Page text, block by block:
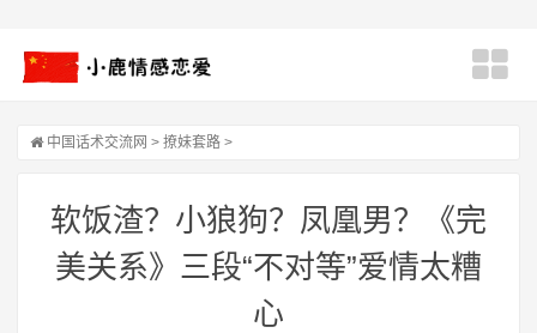
中国话术交流网 > 撩妹套路 >
软饭渣？小狼狗？凤凰男？《完
美关系》三段“不对等”爱情太糟
心